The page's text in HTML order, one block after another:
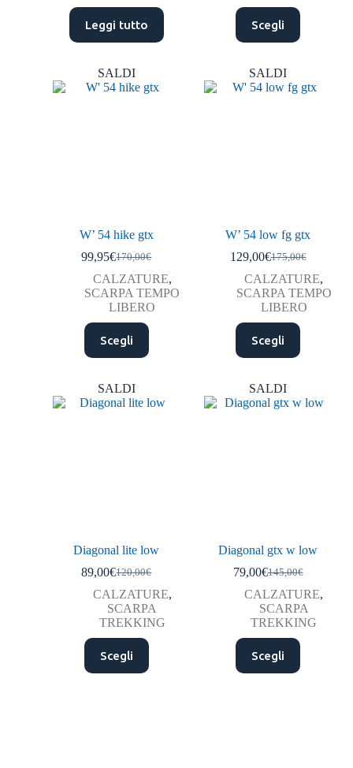
Leggi tutto Scegli
SALDI
W’ 54 hike gtx
170,00€
99,95€
CALZATURE,
SCARPA TEMPO
LIBERO
Scegli
SALDI
W’ 54 low fg gtx
175,00€
129,00€
CALZATURE,
SCARPA TEMPO
LIBERO
Scegli
SALDI
Diagonal lite low
120,00€
89,00€
CALZATURE,
SCARPA
TREKKING
Scegli
SALDI
Diagonal gtx w low
145,00€
79,00€
CALZATURE,
SCARPA
TREKKING
Scegli